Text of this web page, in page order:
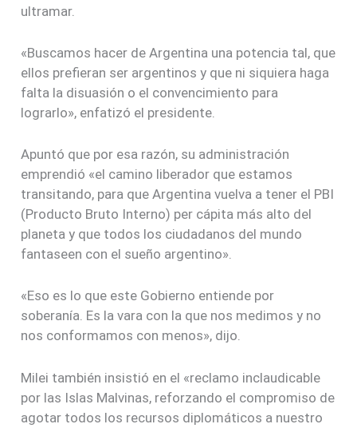
ultramar.
«Buscamos hacer de Argentina una potencia tal, que
ellos prefieran ser argentinos y que ni siquiera haga
falta la disuasión o el convencimiento para
lograrlo», enfatizó el presidente.
Apuntó que por esa razón, su administración
emprendió «el camino liberador que estamos
transitando, para que Argentina vuelva a tener el PBI
(Producto Bruto Interno) per cápita más alto del
planeta y que todos los ciudadanos del mundo
fantaseen con el sueño argentino».
«Eso es lo que este Gobierno entiende por
soberanía. Es la vara con la que nos medimos y no
nos conformamos con menos», dijo.
Milei también insistió en el «reclamo inclaudicable
por las Islas Malvinas, reforzando el compromiso de
agotar todos los recursos diplomáticos a nuestro